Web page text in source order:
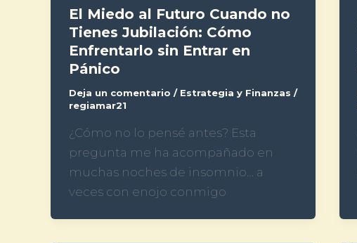
El Miedo al Futuro Cuando no
Tienes Jubilación: Cómo
Enfrentarlo sin Entrar en
Pánico
Deja un comentario / Estrategia y Finanzas /
regiamar21
¿Cómo no lo pensé antes? Esta
pregunta me ha acompañado en
muchas noches de insomnio… a
veces con enojo conmigo